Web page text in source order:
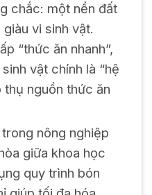
chắc: một nền đất
vi sinh vật.
“thức ăn nhanh”,
vật chính là “hệ
thụ nguồn thức ăn
nông nghiệp
giữa khoa học
quy trình bón